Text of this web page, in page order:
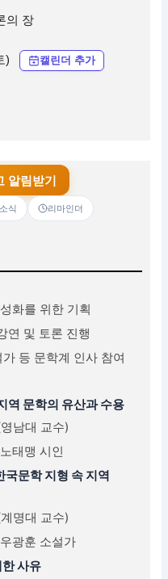
의 장
) 캘린더 추가
알림받기
식 리마인더
화를 위한 기획
연 및 토론 진행
등 문학계 인사 참여
역 문학의 유산과 수용
남대 교수)
태맹 시인
문학 지형 속 지역
명대 교수)
광훈 소설가
사유